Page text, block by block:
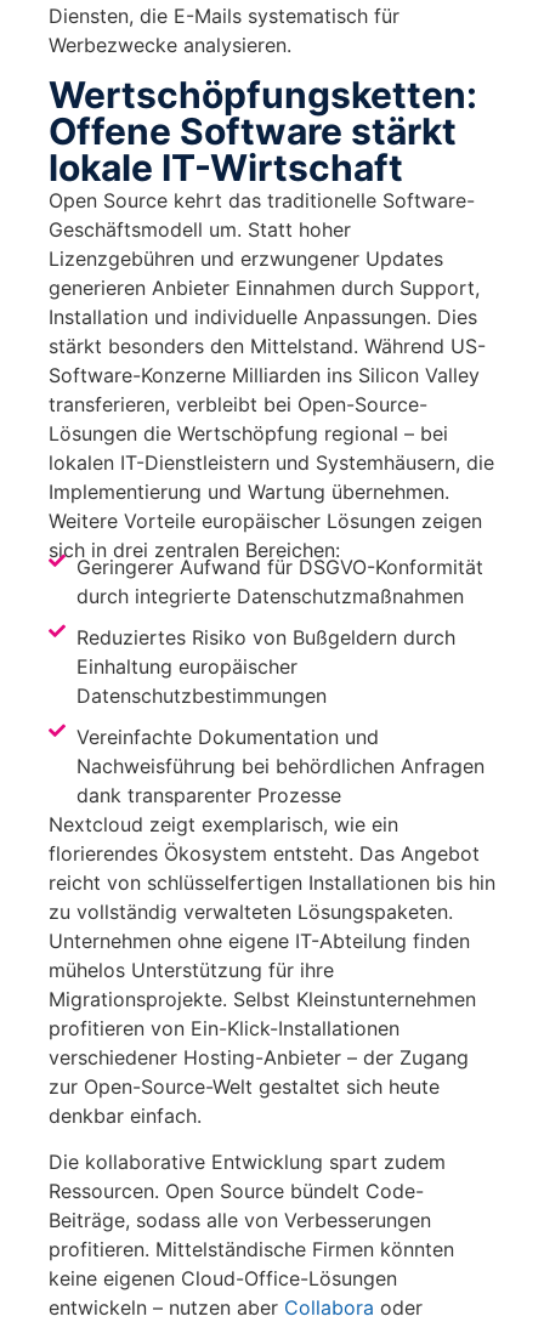
Diensten, die E-Mails systematisch für
Werbezwecke analysieren.
Wertschöpfungsketten:
Offene Software stärkt
lokale IT-Wirtschaft
Open Source kehrt das traditionelle Software-
Geschäftsmodell um. Statt hoher
Lizenzgebühren und erzwungener Updates
generieren Anbieter Einnahmen durch Support,
Installation und individuelle Anpassungen. Dies
stärkt besonders den Mittelstand. Während US-
Software-Konzerne Milliarden ins Silicon Valley
transferieren, verbleibt bei Open-Source-
Lösungen die Wertschöpfung regional – bei
lokalen IT-Dienstleistern und Systemhäusern, die
Implementierung und Wartung übernehmen.
Weitere Vorteile europäischer Lösungen zeigen
sich in drei zentralen Bereichen:
Geringerer Aufwand für DSGVO-Konformität
durch integrierte Datenschutzmaßnahmen
Reduziertes Risiko von Bußgeldern durch
Einhaltung europäischer
Datenschutzbestimmungen
Vereinfachte Dokumentation und
Nachweisführung bei behördlichen Anfragen
dank transparenter Prozesse
Nextcloud zeigt exemplarisch, wie ein
florierendes Ökosystem entsteht. Das Angebot
reicht von schlüsselfertigen Installationen bis hin
zu vollständig verwalteten Lösungspaketen.
Unternehmen ohne eigene IT-Abteilung finden
mühelos Unterstützung für ihre
Migrationsprojekte. Selbst Kleinstunternehmen
profitieren von Ein-Klick-Installationen
verschiedener Hosting-Anbieter – der Zugang
zur Open-Source-Welt gestaltet sich heute
denkbar einfach.
Die kollaborative Entwicklung spart zudem
Ressourcen. Open Source bündelt Code-
Beiträge, sodass alle von Verbesserungen
profitieren. Mittelständische Firmen könnten
keine eigenen Cloud-Office-Lösungen
entwickeln – nutzen aber Collabora oder